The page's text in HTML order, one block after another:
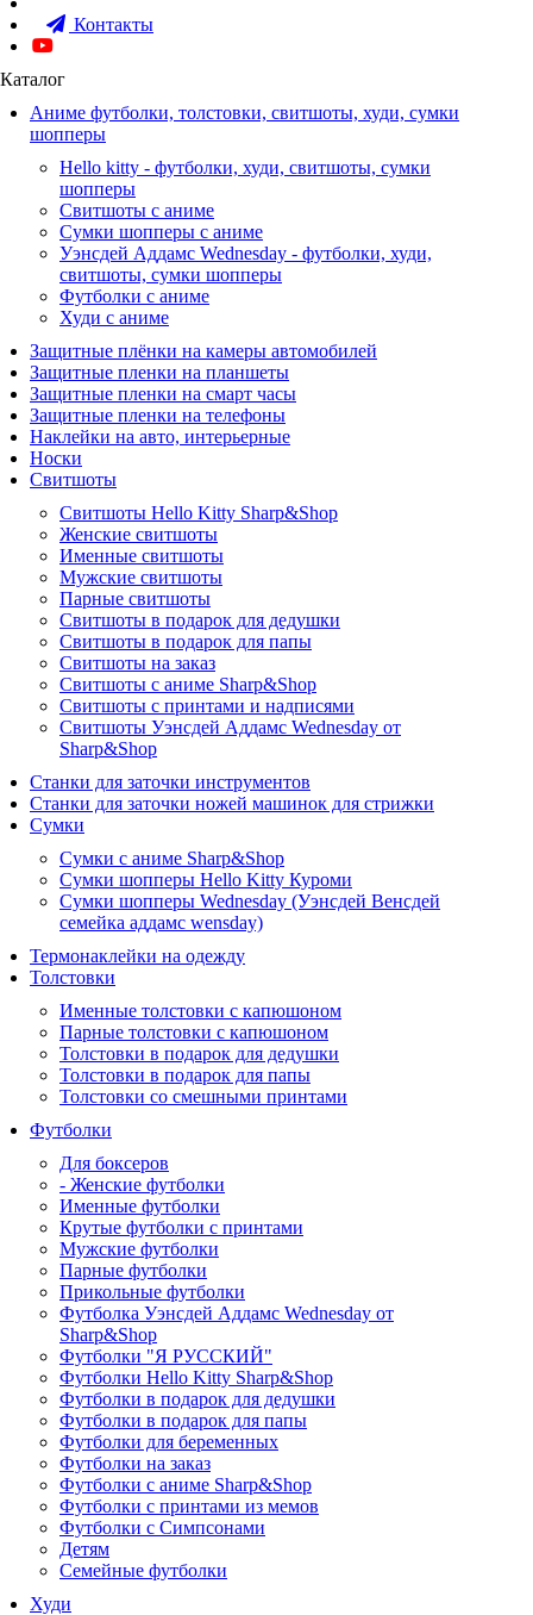
Контакты
Каталог
Аниме футболки, толстовки, свитшоты, худи, сумки
шопперы
Hello kitty - футболки, худи, свитшоты, сумки
шопперы
Свитшоты с аниме
Сумки шопперы с аниме
Уэнсдей Аддамс Wednesday - футболки, худи,
свитшоты, сумки шопперы
Футболки с аниме
Худи с аниме
Защитные плёнки на камеры автомобилей
Защитные пленки на планшеты
Защитные пленки на смарт часы
Защитные пленки на телефоны
Наклейки на авто, интерьерные
Носки
Свитшоты
Cвитшоты Hello Kitty Sharp&Shop
Женские свитшоты
Именные свитшоты
Мужские свитшоты
Парные свитшоты
Свитшоты в подарок для дедушки
Свитшоты в подарок для папы
Свитшоты на заказ
Свитшоты с аниме Sharp&Shop
Свитшоты с принтами и надписями
Свитшоты Уэнсдей Аддамс Wednesday от
Sharp&Shop
Станки для заточки инструментов
Станки для заточки ножей машинок для стрижки
Сумки
Сумки с аниме Sharp&Shop
Сумки шопперы Hello Kitty Куроми
Сумки шопперы Wednesday (Уэнсдей Венсдей
семейка аддамс wensday)
Термонаклейки на одежду
Толстовки
Именные толстовки с капюшоном
Парные толстовки с капюшоном
Толстовки в подарок для дедушки
Толстовки в подарок для папы
Толстовки со смешными принтами
Футболки
Для боксеров
- Женские футболки
Именные футболки
Крутые футболки с принтами
Мужские футболки
Парные футболки
Прикольные футболки
Футболка Уэнсдей Аддамс Wednesday от
Sharp&Shop
Футболки "Я РУССКИЙ"
Футболки Hello Kitty Sharp&Shop
Футболки в подарок для дедушки
Футболки в подарок для папы
Футболки для беременных
Футболки на заказ
Футболки с аниме Sharp&Shop
Футболки с принтами из мемов
Футболки с Симпсонами
Детям
Семейные футболки
Худи